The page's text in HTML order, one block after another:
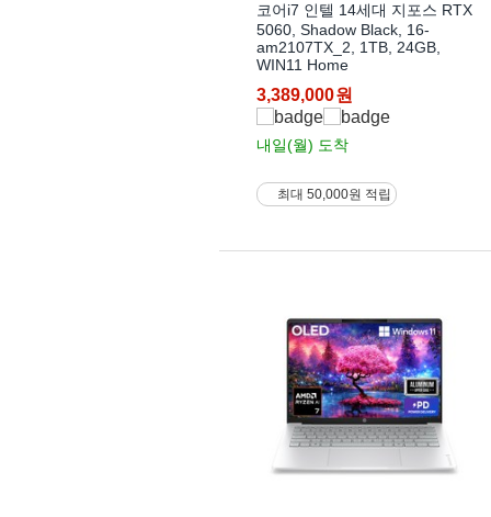
코어i7 인텔 14세대 지포스 RTX
5060, Shadow Black, 16-
am2107TX_2, 1TB, 24GB,
WIN11 Home
3,389,000원
내일(월) 도착
최대 50,000원 적립